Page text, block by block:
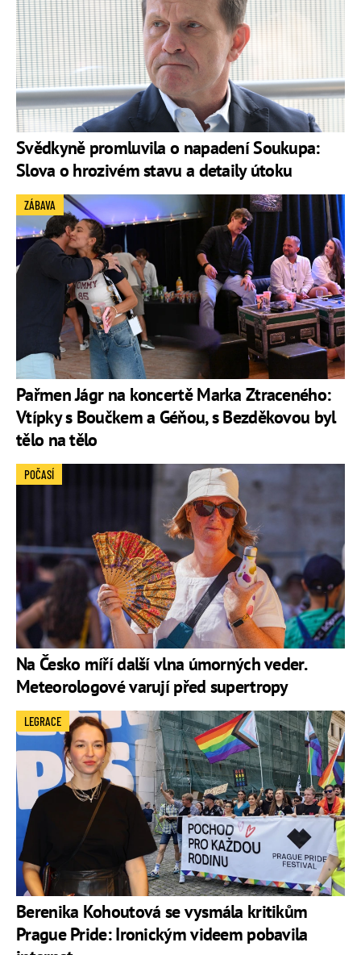
Svědkyně promluvila o napadení Soukupa:
Slova o hrozivém stavu a detaily útoku
Pařmen Jágr na koncertě Marka Ztraceného:
Vtípky s Boučkem a Géňou, s Bezděkovou byl
tělo na tělo
ZÁBAVA
Na Česko míří další vlna úmorných veder.
Meteorologové varují před supertropy
POČASÍ
Berenika Kohoutová se vysmála kritikům
Prague Pride: Ironickým videem pobavila
LEGRACE